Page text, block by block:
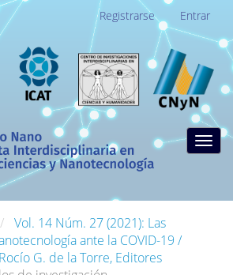
Registrarse Entrar
Vol. 14 Núm. 27 (2021): Las
ante la COVID-19 /
G. de la Torre, Editores